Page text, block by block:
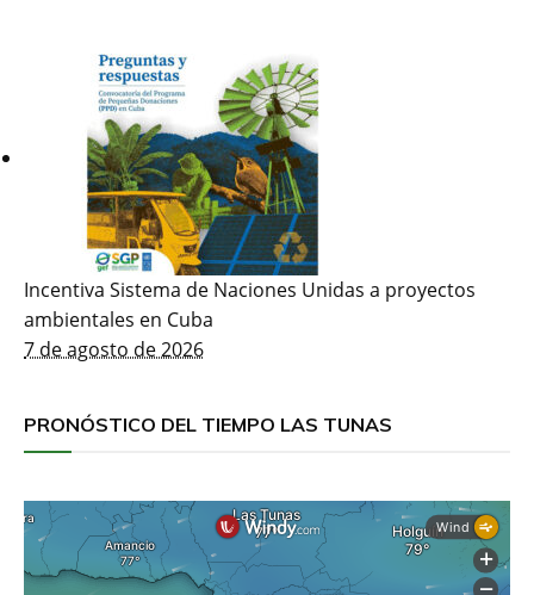
Incentiva Sistema de Naciones Unidas a proyectos
ambientales en Cuba
7 de agosto de 2026
PRONÓSTICO DEL TIEMPO LAS TUNAS